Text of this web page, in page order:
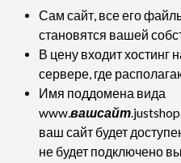
Сам сайт, все его
становятся вашей
В цену входит хостинг
сервере, где
Имя поддомена вида
www.вашсайт
ваш сайт будет
не будет подключено